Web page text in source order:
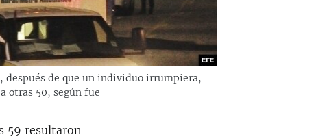
después de que un individuo irrumpiera,
otras 50, según fue
59 resultaron